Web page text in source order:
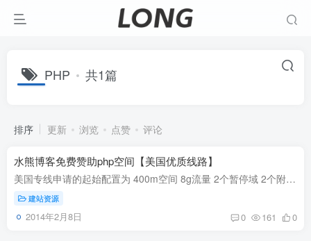
PHP 共1篇
排序 更新 浏览 点赞 评论
水熊博客免费赞助php空间【美国优质线路】
美国专线申请的起始配置为 400m空间 8g流量 2个暂停域 2个附加域 2个子域名 2个数据库 数据库共享空间大小 da面板 美国优质线路测试站：http://la.waterbear.in探针http://la.waterbear.in/tz.p...
建站资源
2014年2月8日 0 161 0